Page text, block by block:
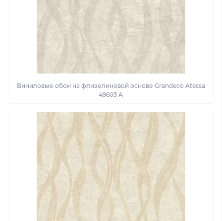
Виниловые обои на флизелиновой основе Grandeco Atessa
49603 A